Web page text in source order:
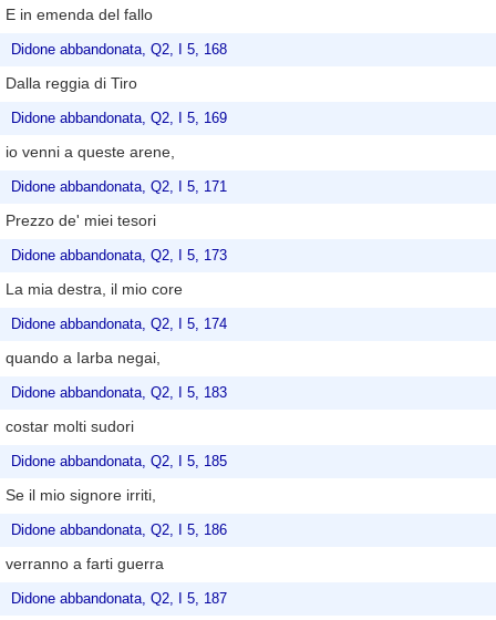
E in emenda del fallo
Didone abbandonata, Q2, I 5, 168
Dalla reggia di Tiro
Didone abbandonata, Q2, I 5, 169
io venni a queste arene,
Didone abbandonata, Q2, I 5, 171
Prezzo de' miei tesori
Didone abbandonata, Q2, I 5, 173
La mia destra, il mio core
Didone abbandonata, Q2, I 5, 174
quando a Iarba negai,
Didone abbandonata, Q2, I 5, 183
costar molti sudori
Didone abbandonata, Q2, I 5, 185
Se il mio signore irriti,
Didone abbandonata, Q2, I 5, 186
verranno a farti guerra
Didone abbandonata, Q2, I 5, 187